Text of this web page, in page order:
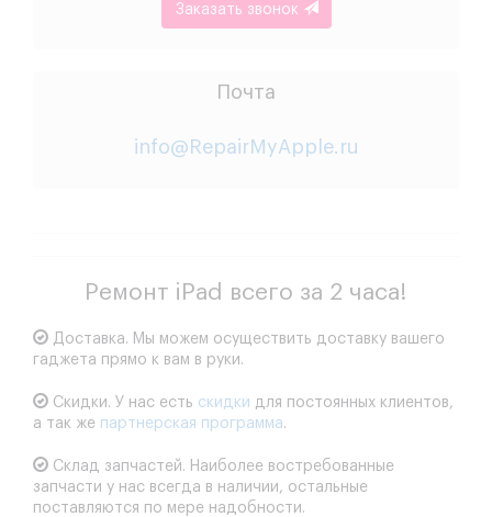
Заказать звонок
Почта
info@RepairMyApple.ru
Ремонт iPad всего за 2 часа!
Доставка. Мы можем осуществить доставку вашего
гаджета прямо к вам в руки.
Скидки. У нас есть скидки для постоянных клиентов,
а так же партнерская программа.
Склад запчастей. Наиболее востребованные
запчасти у нас всегда в наличии, остальные
поставляются по мере надобности.